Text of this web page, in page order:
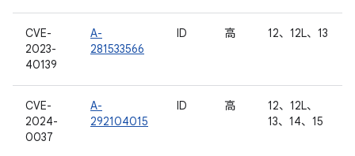
CVE-
2023-
40139
A-
281533566
ID 高 12、12L、13
CVE-
2024-
0037
A-
292104015
ID 高
12、12L、
13、14、15